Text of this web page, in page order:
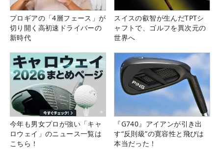
プロギアの「4層フェース」が
切り開く高初速ドライバーの
新時代
スイスの叡智が生んだTPTシ
ャフトで、ゴルフを異次元の
世界へ
今年も男女プロが強い「キャ
ロウェイ」のニュース一覧は
こちら！
『G740』アイアンが引き出
す“反則級”の寛容性と飛びは
本当だった！